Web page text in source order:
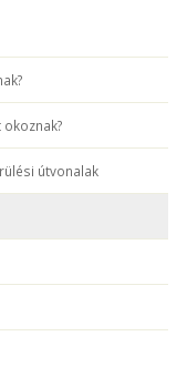
útvonalak